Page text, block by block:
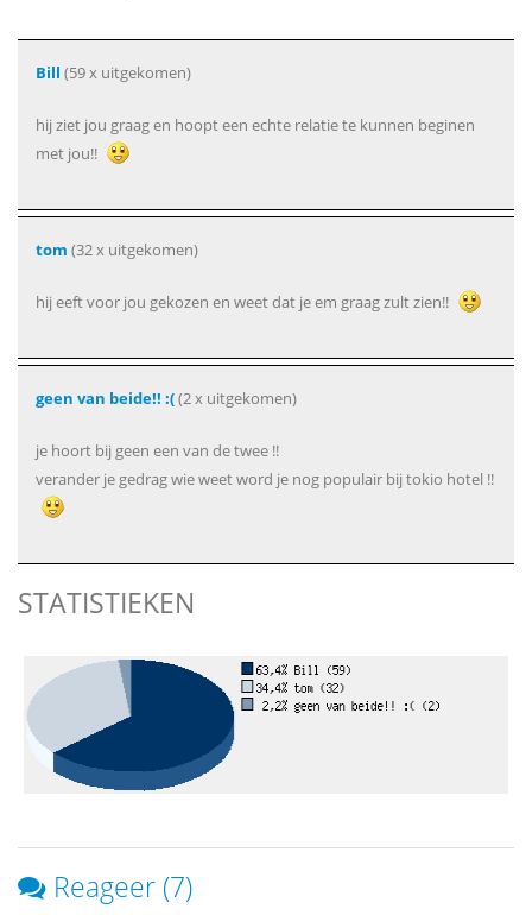
Bill (59 x uitgekomen)
hij ziet jou graag en hoopt een echte relatie te kunnen beginen
met jou!!
tom (32 x uitgekomen)
hij eeft voor jou gekozen en weet dat je em graag zult zien!!
geen van beide!! :((2 x uitgekomen)
je hoort bij geen een van de twee !!
verander je gedrag wie weet word je nog populair bij tokio hotel !!
STATISTIEKEN
Reageer (7)